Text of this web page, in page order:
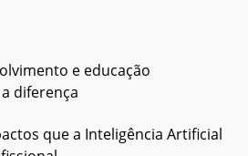
e educação
diferença
que a Inteligência Artificial